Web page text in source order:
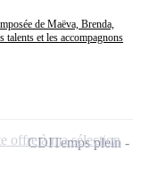
de Maëva, Brenda,
talents et les accompagnons
CDITemps plein
offre à ma sélection